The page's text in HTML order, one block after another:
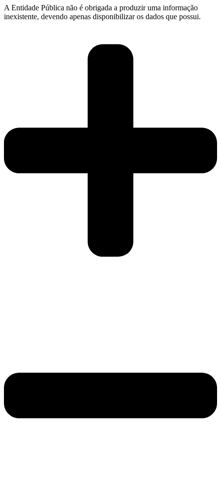
A Entidade Pública não é obrigada a produzir uma informação
inexistente, devendo apenas disponibilizar os dados que possui.